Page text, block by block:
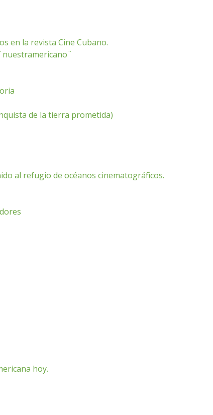
en la revista Cine Cubano.
de la tierra prometida)
al refugio de océanos cinematográficos.
hoy.